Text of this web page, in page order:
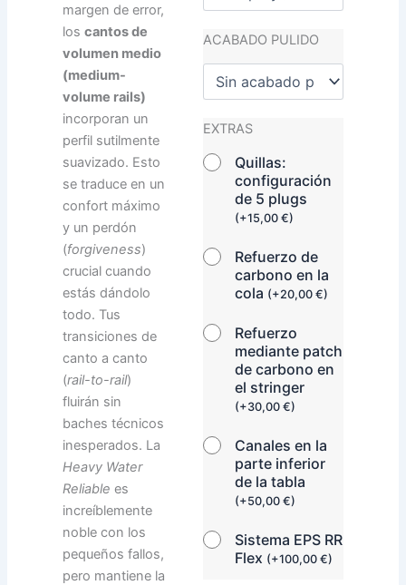
ACABADO PULIDO
EXTRAS
Quillas:
configuración
de 5 plugs
(+15,00€)
Refuerzo de
carbono en la
cola (+20,00€)
Refuerzo
mediante patch
de carbono en
el stringer
(+30,00€)
Canales en la
parte inferior
de la tabla
(+50,00€)
Sistema EPS RR
Flex (+100,00€)
margen de error,
loscantos de
volumen medio
(medium-
volume rails)
incorporan un
perfil sutilmente
suavizado. Esto
se traduce en un
confort máximo
y un perdón
(forgiveness)
crucial cuando
estás dándolo
todo. Tus
transiciones de
canto a canto
(rail-to-rail)
fluirán sin
baches técnicos
inesperados. La
Heavy Water
Reliable es
increíblemente
noble con los
pequeños fallos,
pero mantiene la